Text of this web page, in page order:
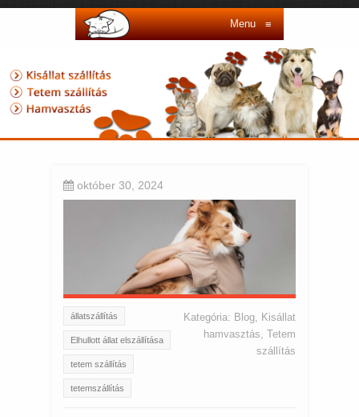
Menu≡
október 30, 2024
állatszállítás
Elhullott állat elszállítása
tetem szállítás
tetemszállítás
Kategória: Blog Kisállat
hamvasztás Tetem
szállítás